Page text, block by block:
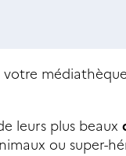
votre
leurs plus beaux
ou super-